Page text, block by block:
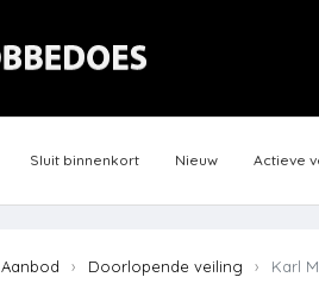
Sluit binnenkort Nieuw Actieve
Aanbod Doorlopende veiling Karl